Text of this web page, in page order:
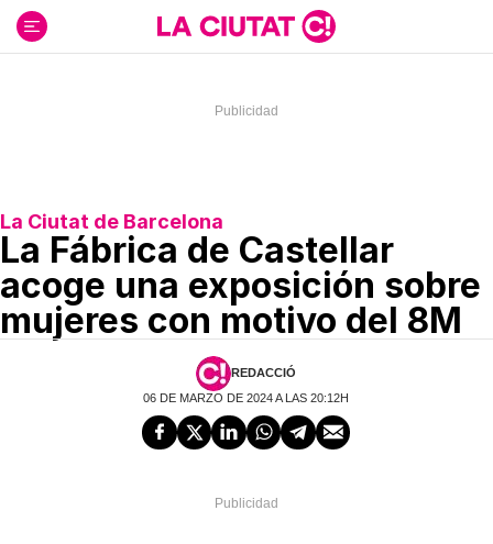
contenido
La Ciutat de Barcelona
La Fábrica de Castellar
acoge una exposición sobre
mujeres con motivo del 8M
REDACCIÓ
06 DE MARZO DE 2024 A LAS 20:12H